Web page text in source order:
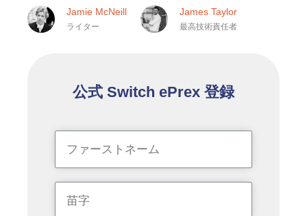
Jamie McNeill
ライター
James Taylor
最高技術責任者
公式 Switch ePrex 登録